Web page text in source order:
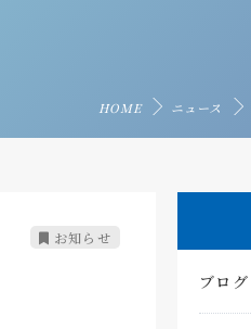
HOME ニュース
お知らせ
ブログ